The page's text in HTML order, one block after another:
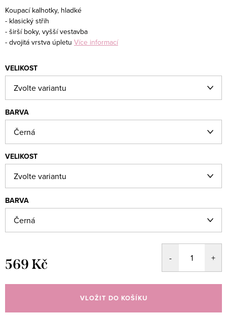
Koupací kalhotky, hladké
- klasický střih
- širší boky, vyšší vestavba
- dvojitá vrstva úpletu Více informací
VELIKOST
BARVA
VELIKOST
BARVA
569 Kč
cena:
VLOŽIT DO KOŠÍKU